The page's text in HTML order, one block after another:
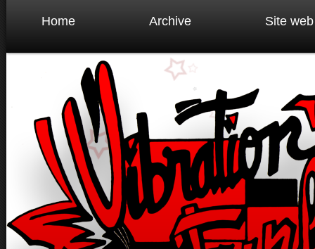
Home Archive Site web